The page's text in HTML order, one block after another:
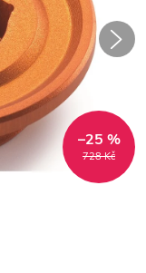
728 Kč
–25 %